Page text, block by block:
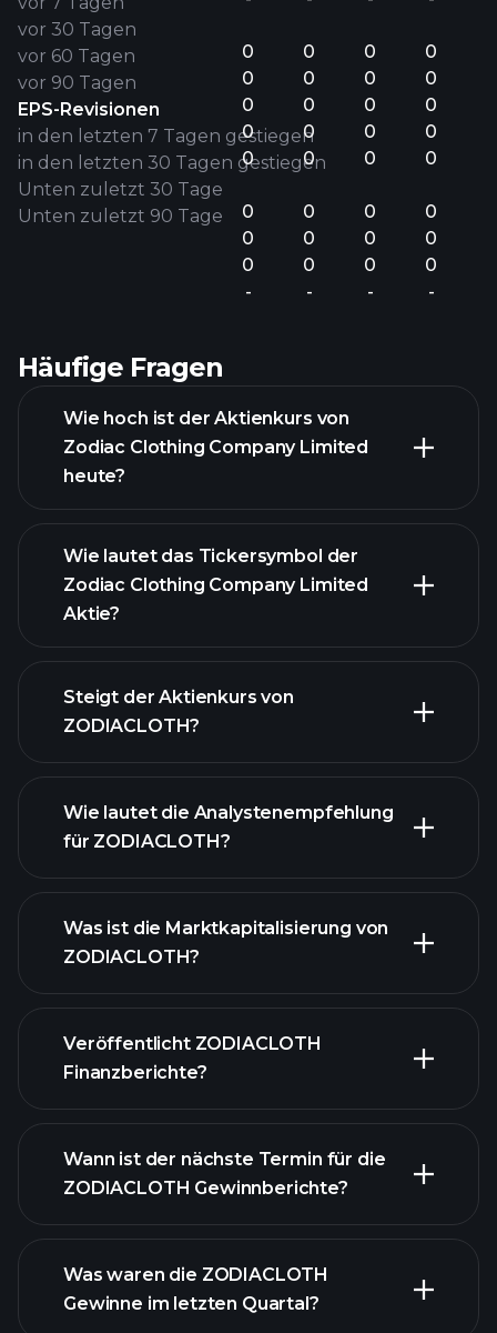
vor 30 Tagen
vor 60 Tagen
vor 90 Tagen
EPS-Revisionen
in den letzten 7 Tagen gestiegen
in den letzten 30 Tagen gestiegen
Unten zuletzt 30 Tage
Unten zuletzt 90 Tage
0
0
0
0
0
0
0
0
-
0
0
0
0
0
0
0
0
-
0
0
0
0
0
0
0
0
-
0
0
0
0
0
0
0
0
-
Häufige Fragen
Wie hoch ist der Aktienkurs von
Zodiac Clothing Company Limited
heute?
fortgeschrittenen
Diagramm
Wie lautet das Tickersymbol der
Zodiac Clothing Company Limited
Aktie?
Steigt der Aktienkurs von
ZODIACLOTH?
ZODIACLOTH Diagramm
Wie lautet die Analystenempfehlung
für ZODIACLOTH?
Was ist die Marktkapitalisierung von
ZODIACLOTH?
unsere Liste der Aktien
Veröffentlicht ZODIACLOTH
Finanzberichte?
Finanzberichte von
ZODIACLOTH
Wann ist der nächste Termin für die
ZODIACLOTH Gewinnberichte?
Was waren die ZODIACLOTH
Gewinne im letzten Quartal?